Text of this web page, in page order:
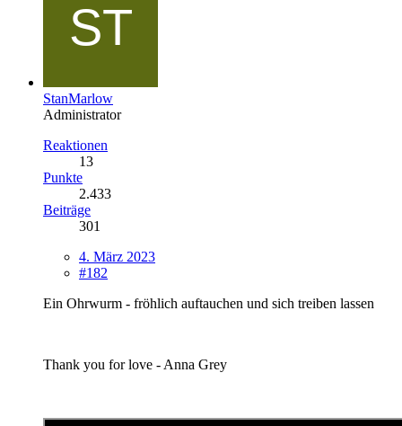
StanMarlow
Administrator
Reaktionen
13
Punkte
2.433
Beiträge
301
4. März 2023
#182
Ein Ohrwurm - fröhlich auftauchen und sich treiben lassen
Thank you for love - Anna Grey